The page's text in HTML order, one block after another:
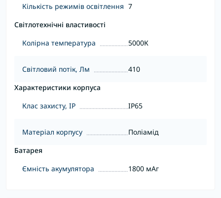
Кількість режимів освітлення 7
Світлотехнічні властивості
Колірна температура
5000К
Світловий потік, Лм
410
Характеристики корпуса
Клас захисту, IP
IP65
Матеріал корпусу
Поліамід
Батарея
Ємність акумулятора
1800 мАг